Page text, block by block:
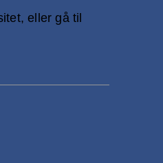
eller gå til